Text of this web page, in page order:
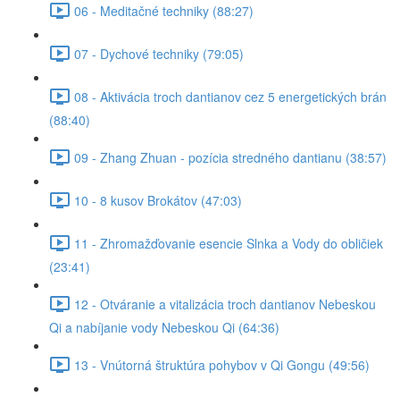
06 - Meditačné techniky (88:27)
07 - Dychové techniky (79:05)
08 - Aktivácia troch dantianov cez 5 energetických brán
(88:40)
09 - Zhang Zhuan - pozícia stredného dantianu (38:57)
10 - 8 kusov Brokátov (47:03)
11 - Zhromažďovanie esencie Slnka a Vody do obličiek
(23:41)
12 - Otváranie a vitalizácia troch dantianov Nebeskou
Qi a nabíjanie vody Nebeskou Qi (64:36)
13 - Vnútorná štruktúra pohybov v Qi Gongu (49:56)